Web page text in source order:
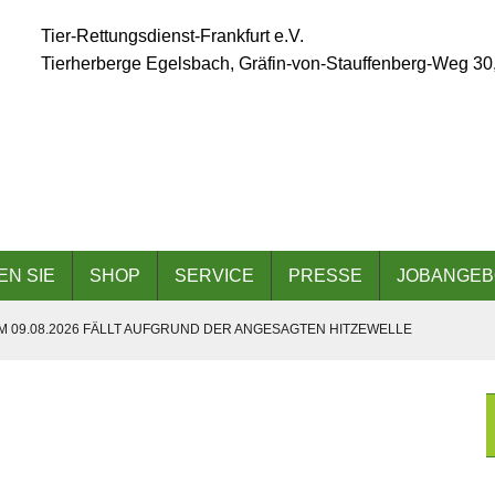
Tier-Rettungsdienst-Frankfurt e.V.
Tierherberge Egelsbach, Gräfin-von-Stauffenberg-Weg
SIE SHOP SERVICE PRESSE
09.08.2026 FÄLLT AUFGRUND DER ANGESAGTEN HITZEWELLE